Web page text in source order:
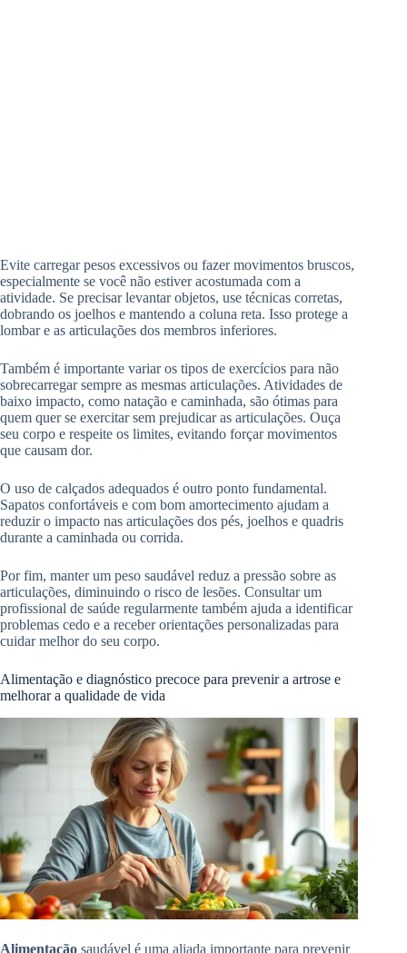
Evite carregar pesos excessivos ou fazer movimentos bruscos,
especialmente se você não estiver acostumada com a
atividade. Se precisar levantar objetos, use técnicas corretas,
dobrando os joelhos e mantendo a coluna reta. Isso protege a
lombar e as articulações dos membros inferiores.
Também é importante variar os tipos de exercícios para não
sobrecarregar sempre as mesmas articulações. Atividades de
baixo impacto, como natação e caminhada, são ótimas para
quem quer se exercitar sem prejudicar as articulações. Ouça
seu corpo e respeite os limites, evitando forçar movimentos
que causam dor.
O uso de calçados adequados é outro ponto fundamental.
Sapatos confortáveis e com bom amortecimento ajudam a
reduzir o impacto nas articulações dos pés, joelhos e quadris
durante a caminhada ou corrida.
Por fim, manter um peso saudável reduz a pressão sobre as
articulações, diminuindo o risco de lesões. Consultar um
profissional de saúde regularmente também ajuda a identificar
problemas cedo e a receber orientações personalizadas para
cuidar melhor do seu corpo.
Alimentação e diagnóstico precoce para prevenir a artrose e
melhorar a qualidade de vida
Alimentação saudável é uma aliada importante para prevenir